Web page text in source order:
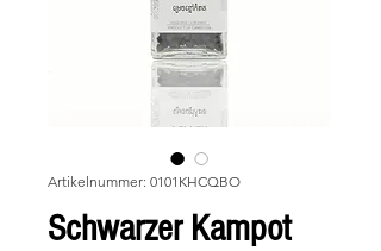
Artikelnummer: 0101KHCQBO
Schwarzer Kampot